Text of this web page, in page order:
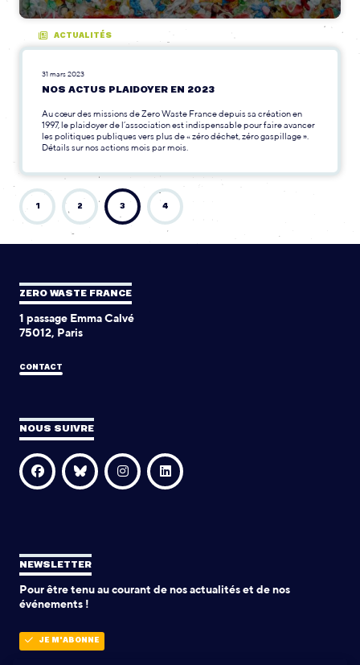
ACTUALITÉS
31 mars 2023
NOS ACTUS PLAIDOYER EN 2023
Au cœur des missions de Zero Waste France depuis sa création en
1997, le plaidoyer de l’association est indispensable pour faire avancer
les politiques publiques vers plus de « zéro déchet, zéro gaspillage ».
Détails sur nos actions mois par mois.
1 2 3 4
ZERO WASTE FRANCE
1 passage Emma Calvé
75012, Paris
CONTACT
NOUS SUIVRE
NEWSLETTER
Pour être tenu au courant de nos actualités et de nos
événements !
JE M'ABONNE